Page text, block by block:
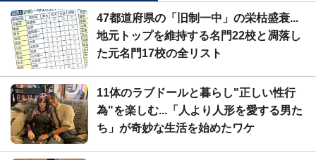
47都道府県の「旧制一中」の栄枯盛衰...
地元トップを維持する名門22校と凋落し
た元名門17校の全リスト
11体のラブドールと暮らし"正しい性行
為"を楽しむ...「人より人形を愛する男た
ち」が奇妙な生活を始めたワケ